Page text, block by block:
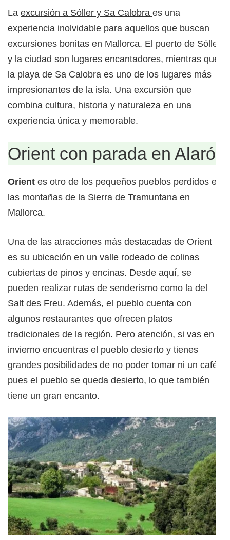
La excursión a Sóller y Sa Calobra es una
experiencia inolvidable para aquellos que buscan
excursiones bonitas en Mallorca. El puerto de Sóller
y la ciudad son lugares encantadores, mientras que
la playa de Sa Calobra es uno de los lugares más
impresionantes de la isla. Una excursión que
combina cultura, historia y naturaleza en una
experiencia única y memorable.
Orient con parada en Alaró
Orient es otro de los pequeños pueblos perdidos en
las montañas de la Sierra de Tramuntana en
Mallorca.
Una de las atracciones más destacadas de Orient
es su ubicación en un valle rodeado de colinas
cubiertas de pinos y encinas. Desde aquí, se
pueden realizar rutas de senderismo como la del
Salt des Freu. Además, el pueblo cuenta con
algunos restaurantes que ofrecen platos
tradicionales de la región. Pero atención, si vas en
invierno encuentras el pueblo desierto y tienes
grandes posibilidades de no poder tomar ni un café,
pues el pueblo se queda desierto, lo que también
tiene un gran encanto.